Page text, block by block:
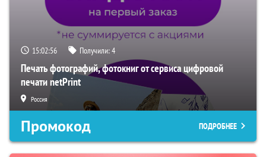
15:02:55 Получили:4
Печать фотографий, фотокниг от сервиса цифровой
печати netPrint
Россия
Промокод ПОДРОБНЕЕ